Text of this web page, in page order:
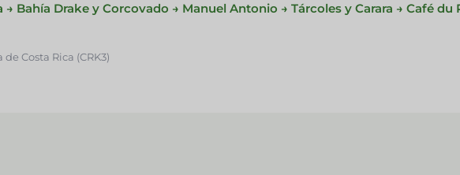
Bahía Drake y Corcovado → Manuel Antonio → Tárcoles y Carara → Café du
Costa Rica (CRK3)